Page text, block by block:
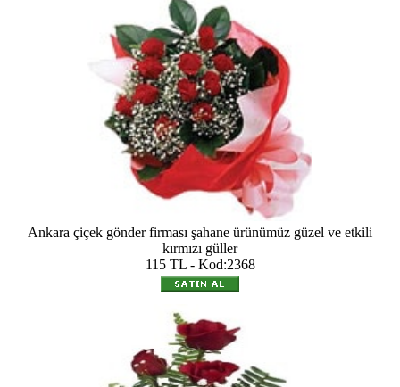
Ankara çiçek gönder firması şahane ürünümüz güzel ve etkili
kırmızı güller
115 TL - Kod:2368